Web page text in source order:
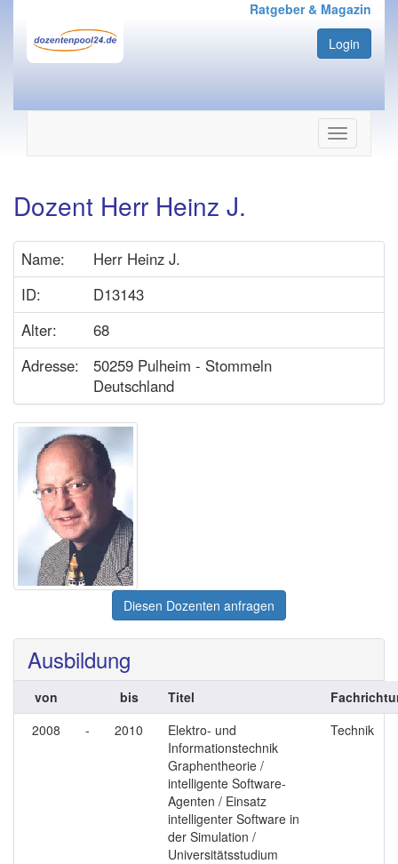
Ratgeber & Magazin
Login
Navigation
ein-/
Dozent Herr Heinz J.
Name:
Herr Heinz J.
ID:
D13143
Alter:
68
Adresse:
50259 Pulheim - Stommeln
Deutschland
Diesen Dozenten anfragen
Ausbildung
von bis Titel
2008
- 2010
Elektro- und
Informationstechnik
Graphentheorie /
intelligente Software-
Agenten / Einsatz
intelligenter Software in
der Simulation /
Universitätsstudium
Technik